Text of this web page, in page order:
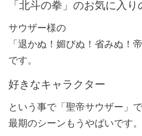
「北斗の拳」のお気に入り
サウザー様の
「退かぬ！媚びぬ！省みぬ！
です。
好きなキャラクター
という事で「聖帝サウザー」で
最期のシーンもうやばいです。